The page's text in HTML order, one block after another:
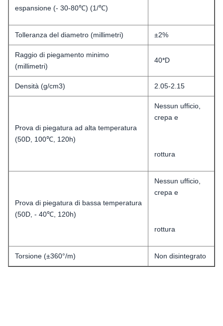
espansione (- 30-80℃) (1/℃)
Tolleranza del diametro (millimetri) ±2%
Raggio di piegamento minimo
(millimetri)
40*D
Densità (g/cm3) 2.05-2.15
Prova di piegatura ad alta temperatura
(50D, 100℃, 120h)
Nessun ufficio,
crepa e
rottura
Prova di piegatura di bassa temperatura
(50D, - 40℃, 120h)
Nessun ufficio,
crepa e
rottura
Torsione (±360°/m) Non disintegrato